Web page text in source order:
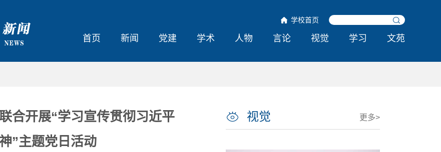
学校首页
首页 新闻 党建 学术 人物 言论 视觉 学习 文苑
合开展“学习宣传贯彻习近平
”主题党日活动
视觉 更多>